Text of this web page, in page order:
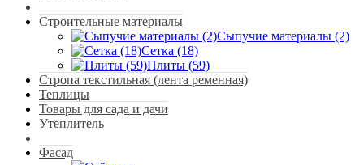
Строительные материалы
Сыпучие материалы (2)
Сетка (18)
Плиты (59)
Стропа текстильная (лента ременная)
Теплицы
Товары для сада и дачи
Утеплитель
Фасад